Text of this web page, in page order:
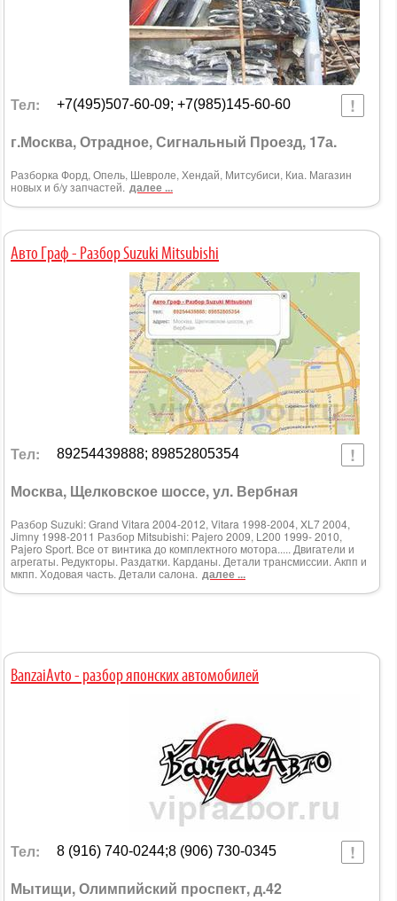
Тел: +7(495)507-60-09; +7(985)145-60-60
г.Москва, Отрадное, Сигнальный Проезд, 17а.
Разборка Форд, Опель, Шевроле, Хендай, Митсубиси, Киа. Магазин
новых и б/у запчастей. далее ...
Авто Граф - Разбор Suzuki Mitsubishi
Тел: 89254439888; 89852805354
Москва, Щелковское шоссе, ул. Вербная
Разбор Suzuki: Grand Vitara 2004-2012, Vitara 1998-2004, XL7 2004,
Jimny 1998-2011 Разбор Mitsubishi: Pajero 2009, L200 1999- 2010,
Pajero Sport. Все от винтика до комплектного мотора..... Двигатели и
агрегаты. Редукторы. Раздатки. Карданы. Детали трансмиссии. Акпп и
мкпп. Ходовая часть. Детали салона. далее ...
BanzaiAvto - разбор японских автомобилей
Тел: 8 (916) 740-0244;8 (906) 730-0345
Мытищи, Олимпийский проспект, д.42